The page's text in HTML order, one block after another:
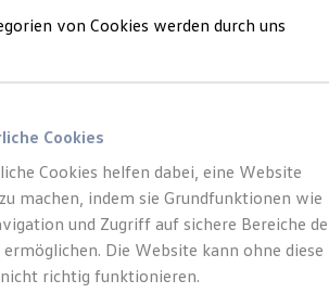
Personenbeförderung
& mobile Werkstätten
mit Behinderung
ID Vorteile
& Marktplatz
online kaufen
von Cookies werden durch uns
Cookies
Cookies helfen dabei, eine Website
machen, indem sie Grundfunktionen wie
und Zugriff auf sichere Bereiche
Die Website kann ohne diese
richtig funktionieren.